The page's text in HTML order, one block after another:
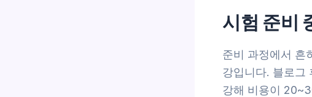
시험 준비
준비 과정에서 흔
강입니다. 블로그
강해 비용이